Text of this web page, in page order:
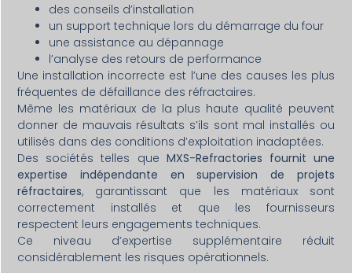
des conseils d’installation
un support technique lors du démarrage du four
une assistance au dépannage
l’analyse des retours de performance
Une installation incorrecte est l’une des causes les plus
fréquentes de défaillance des réfractaires.
Même les matériaux de la plus haute qualité peuvent
donner de mauvais résultats s’ils sont mal installés ou
utilisés dans des conditions d’exploitation inadaptées.
Des sociétés telles que MXS-Refractories fournit une
expertise indépendante en supervision de projets
réfractaires, garantissant que les matériaux sont
correctement installés et que les fournisseurs
respectent leurs engagements techniques.
Ce niveau d’expertise supplémentaire réduit
considérablement les risques opérationnels.